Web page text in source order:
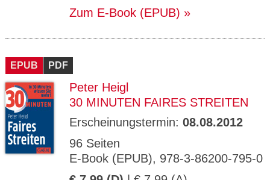
Zum E-Book (EPUB)
EPUB PDF
Peter Heigl
30 MINUTEN FAIRES STREITEN
Erscheinungstermin: 08.08.2012
96 Seiten
E-Book (EPUB), 978-3-86200-795-0